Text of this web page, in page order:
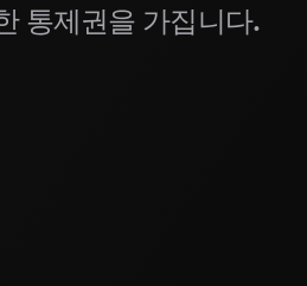
통제권을 가집니다.